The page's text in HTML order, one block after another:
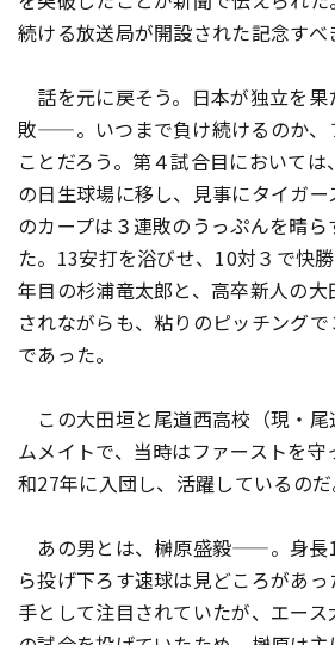
続ける放送局が開設された記念すべ
話を元に戻そう。日本が独立を果
敗——。いつまで負け続けるのか、
ことだろう。第４試合目において
の日生球場に移し、見事にタイガ
のカープは３連敗のうっぷんを晴
た。13安打を浴びせ、10対３で快
年目の杉浦竜太郎と、高卒新人の
されながらも、粘りのピッチング
であった。
この大田垣と尾道西高校（現・尾
ムメイトで、当時はファーストを守
和27年に入団し、活躍しているのだ
あの男とは、榊原盛毅——。身長
ら投げ下ろす速球は見どころがあ
手として注目されていたが、エー